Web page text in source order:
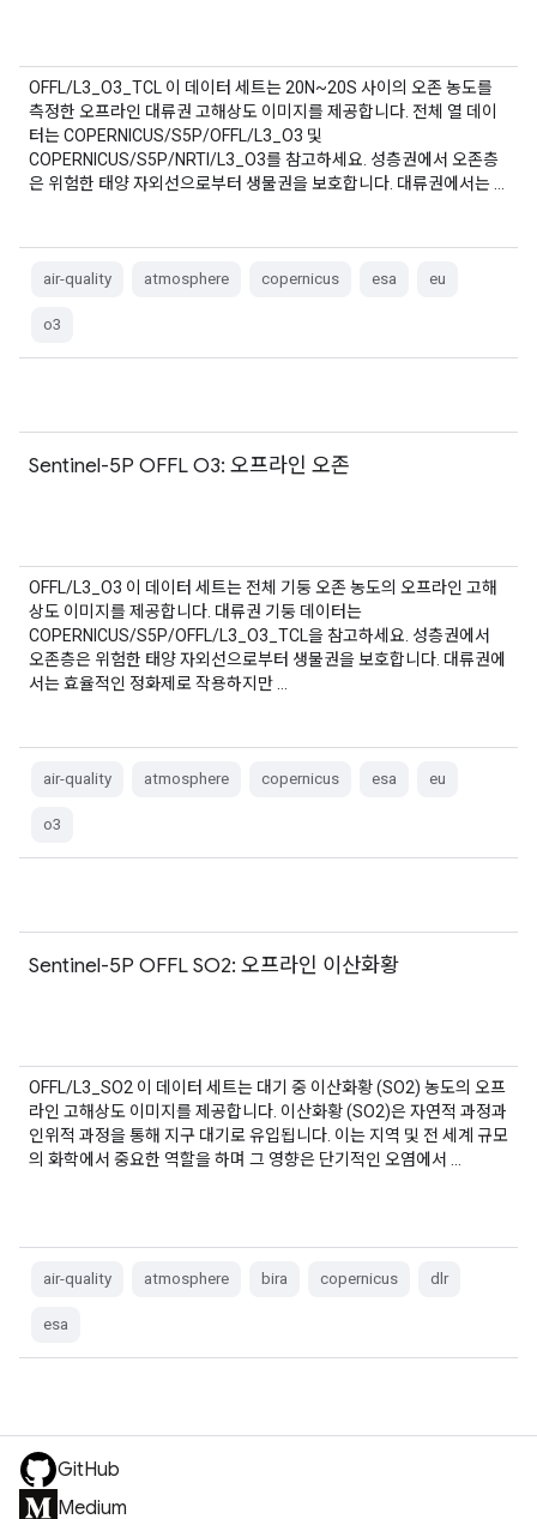
OFFL/L3_O3_TCL 이 데이터 세트는 20N~20S 사이의 오존 농도를
측정한 오프라인 대류권 고해상도 이미지를 제공합니다. 전체 열 데이
터는 COPERNICUS/S5P/OFFL/L3_O3 및
COPERNICUS/S5P/NRTI/L3_O3를 참고하세요. 성층권에서 오존층
은 위험한 태양 자외선으로부터 생물권을 보호합니다. 대류권에서는 …
air-quality atmosphere copernicus esa eu
o3
Sentinel-5P OFFL O3: 오프라인 오존
OFFL/L3_O3 이 데이터 세트는 전체 기둥 오존 농도의 오프라인 고해
상도 이미지를 제공합니다. 대류권 기둥 데이터는
COPERNICUS/S5P/OFFL/L3_O3_TCL을 참고하세요. 성층권에서
오존층은 위험한 태양 자외선으로부터 생물권을 보호합니다. 대류권에
서는 효율적인 정화제로 작용하지만 …
air-quality atmosphere copernicus esa eu
o3
Sentinel-5P OFFL SO2: 오프라인 이산화황
OFFL/L3_SO2 이 데이터 세트는 대기 중 이산화황 (SO2) 농도의 오프
라인 고해상도 이미지를 제공합니다. 이산화황 (SO2)은 자연적 과정과
인위적 과정을 통해 지구 대기로 유입됩니다. 이는 지역 및 전 세계 규모
의 화학에서 중요한 역할을 하며 그 영향은 단기적인 오염에서 …
air-quality atmosphere bira copernicus dlr
esa
GitHub
Medium